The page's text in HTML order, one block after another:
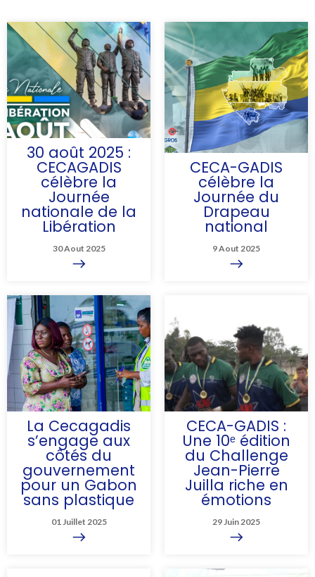
30 août 2025 :
CECAGADIS
célèbre la
Journée
nationale de la
Libération
Le 30 août est
désormais une date
gravée dans la
gabonais...
30 Aout 2025
CECA-GADIS
célèbre la
Journée du
Drapeau
national
Ce 9 août 2025, la
CECA-GADIS s’associe
à la célébration de la
notre fierté et de notre
souveraineté....
9 Aout 2025
La Cecagadis
s’engage aux
côtés du
gouvernement
pour un Gabon
sans plastique
Dans la continuité de la
politique
environnementale
01 Juillet 2025
CECA-GADIS :
Une 10ᵉ édition
du Challenge
Jean-Pierre
Juilla riche en
émotions
29 Juin 2025